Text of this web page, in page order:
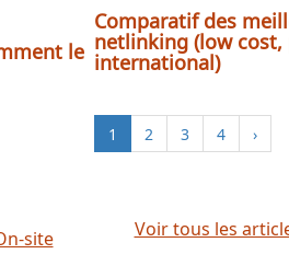
le
site
Comparatif des
netlinking (low
international)
1 2 3 4 ›
Voir tous les